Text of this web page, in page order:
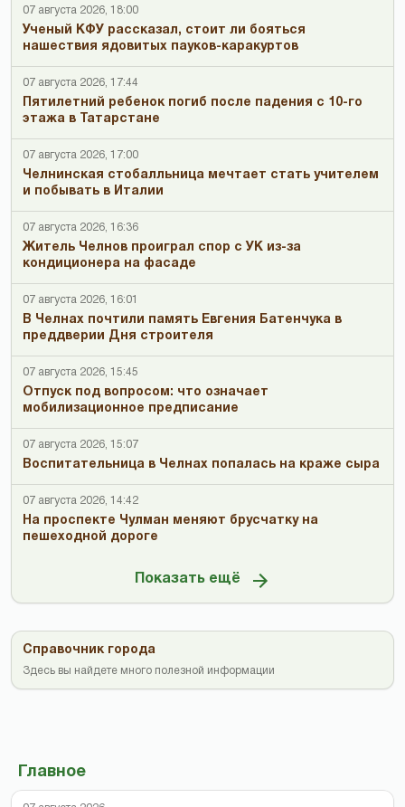
07 августа 2026, 18:00
Ученый КФУ рассказал, стоит ли бояться
нашествия ядовитых пауков-каракуртов
07 августа 2026, 17:44
Пятилетний ребенок погиб после падения с 10-го
этажа в Татарстане
07 августа 2026, 17:00
Челнинская стобалльница мечтает стать учителем
и побывать в Италии
07 августа 2026, 16:36
Житель Челнов проиграл спор с УК из-за
кондиционера на фасаде
07 августа 2026, 16:01
В Челнах почтили память Евгения Батенчука в
преддверии Дня строителя
07 августа 2026, 15:45
Отпуск под вопросом: что означает
мобилизационное предписание
07 августа 2026, 15:07
Воспитательница в Челнах попалась на краже сыра
07 августа 2026, 14:42
На проспекте Чулман меняют брусчатку на
пешеходной дороге
Показать ещё
Справочник города
Здесь вы найдете много полезной информации
Главное